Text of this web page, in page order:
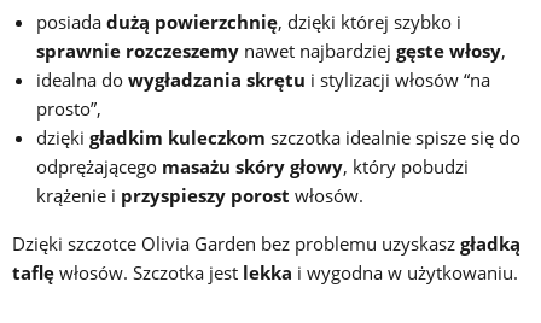
posiada dużą powierzchnię, dzięki której szybko i
sprawnie rozczeszemy nawet najbardziej gęste włosy,
idealna do wygładzania skrętu i stylizacji włosów “na
prosto”,
dzięki gładkim kuleczkom szczotka idealnie spisze się do
odprężającego masażu skóry głowy, który pobudzi
krążenie i przyspieszy porost włosów.
Dzięki szczotce Olivia Garden bez problemu uzyskasz gładką
taflę włosów. Szczotka jest lekka i wygodna w użytkowaniu.